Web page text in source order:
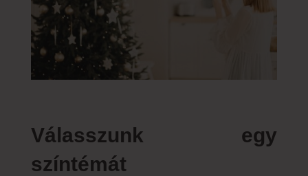
Válasszunk egy
színtémát